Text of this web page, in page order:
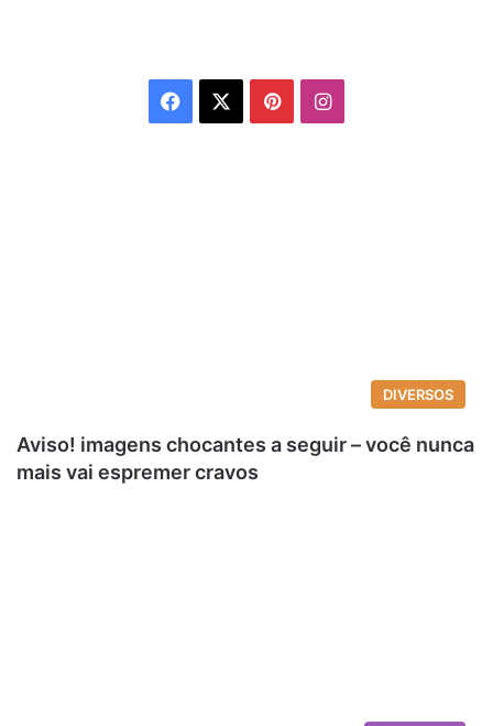
Facebook PinterestInstagram
DIVERSOS
Aviso! imagens chocantes a seguir – você nunca
mais vai espremer cravos